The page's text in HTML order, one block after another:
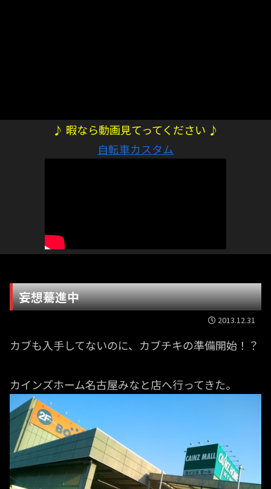
♪ 暇なら動画見てってください ♪
自転車カスタム
妄想驀進中
2013.12.31
カブも入手してないのに、カブチキの準備開始！？
カインズホーム名古屋みなと店へ行ってきた。